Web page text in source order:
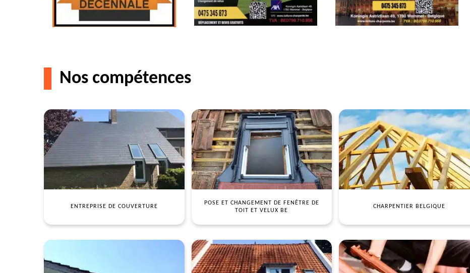
Nos compétences
ENTREPRISE DE COUVERTURE
POSE ET CHANGEMENT DE FENÊTRE DE
TOIT ET VELUX BE
CHARPENTIER BELGIQUE